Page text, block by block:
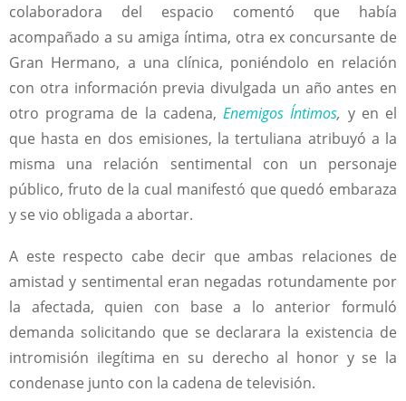
colaboradora del espacio comentó que había
acompañado a su amiga íntima, otra ex concursante de
Gran Hermano, a una clínica, poniéndolo en relación
con otra información previa divulgada un año antes en
otro programa de la cadena,Enemigos Íntimos, y en el
que hasta en dos emisiones, la tertuliana atribuyó a la
misma una relación sentimental con un personaje
público, fruto de la cual manifestó que quedó embaraza
y se vio obligada a abortar.
A este respecto cabe decir que ambas relaciones de
amistad y sentimental eran negadas rotundamente por
la afectada, quien con base a lo anterior formuló
demanda solicitando que se declarara la existencia de
intromisión ilegítima en su derecho al honor y se la
condenase junto con la cadena de televisión.